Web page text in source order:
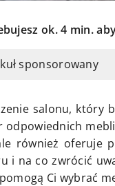
ok. 4 min.
sponsorowany
salonu, który
odpowiednich
również oferuje
i na co zwrócić
Ci wybrać